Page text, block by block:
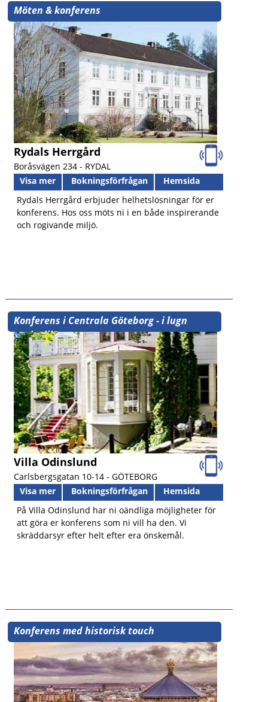
Möten & konferens
Rydals Herrgård
Boråsvägen 234 - RYDAL
Visa mer
Bokningsförfrågan
Hemsida
Rydals Herrgård erbjuder helhetslösningar för er
konferens. Hos oss möts ni i en både inspirerande
och rogivande miljö.
Konferens i Centrala Göteborg - i lugn
parkmiljö
Villa Odinslund
Carlsbergsgatan 10-14 - GÖTEBORG
Visa mer
Bokningsförfrågan
Hemsida
På Villa Odinslund har ni oändliga möjligheter för
att göra er konferens som ni vill ha den. Vi
skräddarsyr efter helt efter era önskemål.
Konferens med historisk touch